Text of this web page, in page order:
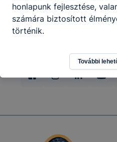
honlapunk fejlesztése,
számára biztosított
történik.
További